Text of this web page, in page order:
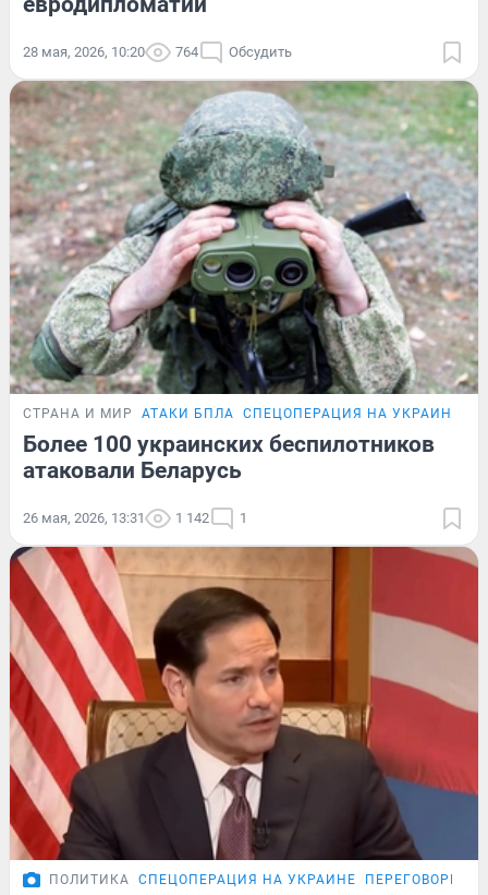
28 мая, 2026, 10:20 764 Обсудить
СТРАНА И МИР АТАКИ БПЛА СПЕЦОПЕРАЦИЯ НА УКРАИНЕ
Более 100 украинских беспилотников
атаковали Беларусь
26 мая, 2026, 13:31 1 142 1
ПОЛИТИКА СПЕЦОПЕРАЦИЯ НА УКРАИНЕ ПЕРЕГОВОРЫ